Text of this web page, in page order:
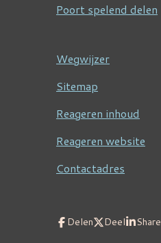
Poort spelend delen
Wegwijzer
Sitemap
Reageren inhoud
Reageren website
Contactadres
Delen Deel Share